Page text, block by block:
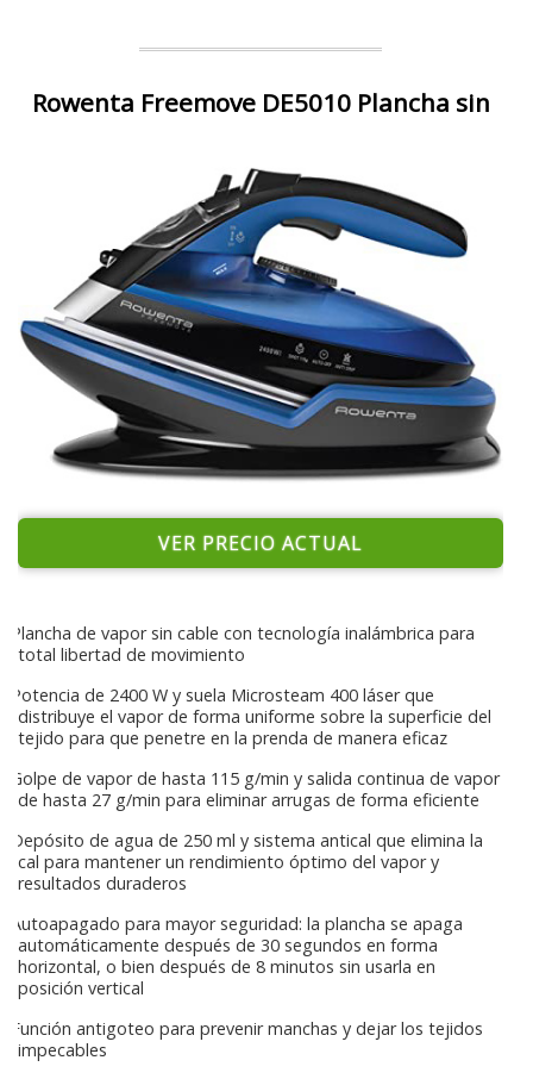
Rowenta Freemove DE5010 Plancha sin
VER PRECIO ACTUAL
Plancha de vapor sin cable con tecnología inalámbrica para
total libertad de movimiento
Potencia de 2400 W y suela Microsteam 400 láser que
distribuye el vapor de forma uniforme sobre la superficie del
tejido para que penetre en la prenda de manera eficaz
Golpe de vapor de hasta 115 g/min y salida continua de vapor
de hasta 27 g/min para eliminar arrugas de forma eficiente
Depósito de agua de 250 ml y sistema antical que elimina la
cal para mantener un rendimiento óptimo del vapor y
resultados duraderos
Autoapagado para mayor seguridad: la plancha se apaga
automáticamente después de 30 segundos en forma
horizontal, o bien después de 8 minutos sin usarla en
posición vertical
Función antigoteo para prevenir manchas y dejar los tejidos
impecables